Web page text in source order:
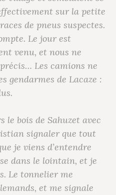
sur la petite
de pneus suspectes.
Le jour est
venu, et nous ne
Les camions ne
gendarmes de Lacaze :
le bois de Sahuzet avec
signaler que tout
je viens d’entendre
dans le lointain, et je
Le tonnelier me
et me signale